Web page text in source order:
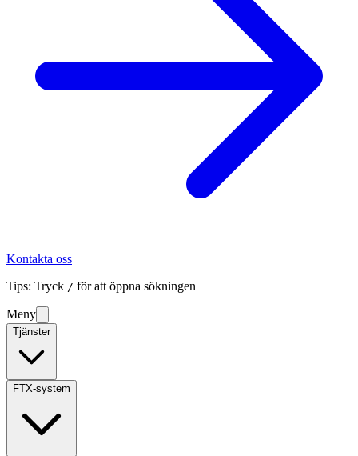
Kontakta oss
Tips: Tryck / för att öppna sökningen
Meny
Tjänster
FTX-system